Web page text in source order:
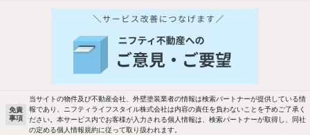
バス・トイレ別 2階以上
洗濯機置場あり 独立洗面台
免責
事項
当サイトの物件及び不動産会社、外壁塗装業者の情報は検索パートナーが提供している情
報であり、ニフティライフスタイル株式会社は内容の責任を負わないことを予めご了承く
ださい。本サービス内でお客様が入力される個人情報は、検索パートナーが取得し、同社
の定める個人情報規約に従って取り扱われます。